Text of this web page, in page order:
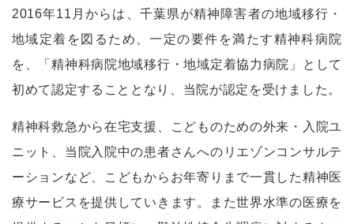
2016年11月からは、千葉県が精神障害者の地域移行・
地域定着を図るため、一定の要件を満たす精神科病院
を、「精神科病院地域移行・地域定着協力病院」として
初めて認定することとなり、当院が認定を受けました。
精神科救急から在宅支援、こどものための外来・入院ユ
ニット、当院入院中の患者さんへのリエゾンコンサルテ
ーションなど、こどもからお年寄りまで一貫した精神医
療サービスを提供していきます。また世界水準の医療を